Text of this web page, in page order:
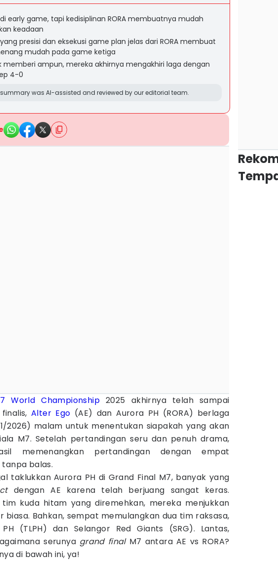
early game, tapi kedisiplinan RORA membuatnya mudah
keadaan
presisi dan eksekusi game plan jelas dari RORA membuat
mudah pada game ketiga
memberi ampun, mereka akhirnya mengakhiri laga dengan
4-0
was AI-assisted and reviewed by our editorial team.
World Championship2025 akhirnya telah sampai
finalis,Alter Ego (AE) dan Aurora PH (RORA) berlaga
2026) malam untuk menentukan siapakah yang akan
M7. Setelah pertandingan seru dan penuh drama,
memenangkan pertandingan dengan empat
balas.
taklukkan Aurora PH di Grand Final M7, banyak yang
dengan AE karena telah berjuang sangat keras.
kuda hitam yang diremehkan, mereka menjukkan
biasa. Bahkan, sempat memulangkan dua tim raksasa,
(TLPH) dan Selangor Red Giants (SRG). Lantas,
serunyagrand final M7 antara AE vs RORA?
di bawah ini, ya!